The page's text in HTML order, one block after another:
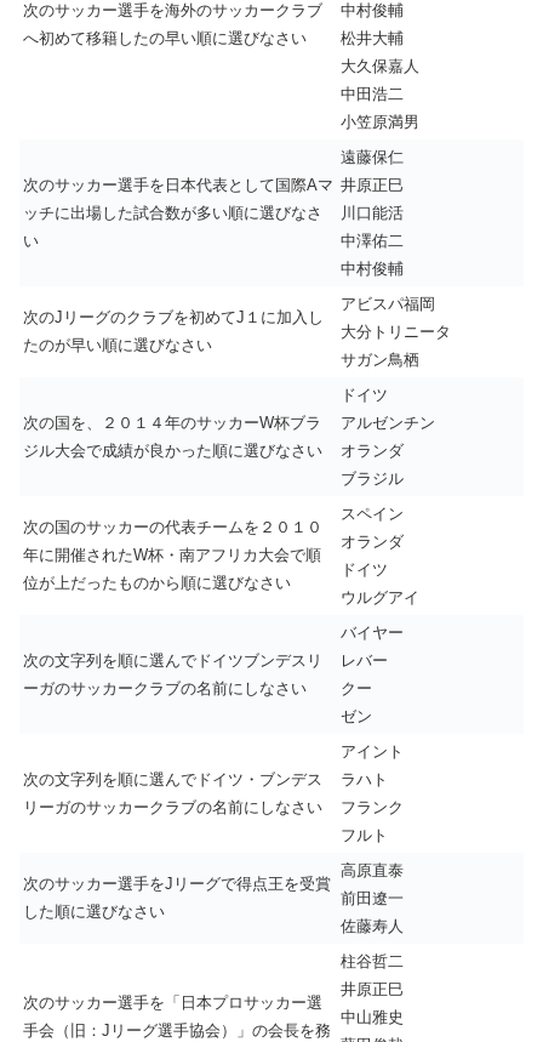
次のサッカー選手を海外のサッカークラブ
へ初めて移籍したの早い順に選びなさい
中村俊輔
松井大輔
大久保嘉人
中田浩二
小笠原満男
次のサッカー選手を日本代表として国際Aマ
ッチに出場した試合数が多い順に選びなさ
い
遠藤保仁
井原正巳
川口能活
中澤佑二
中村俊輔
次のJリーグのクラブを初めてJ１に加入し
たのが早い順に選びなさい
アビスパ福岡
大分トリニータ
サガン鳥栖
次の国を、２０１４年のサッカーW杯ブラ
ジル大会で成績が良かった順に選びなさい
ドイツ
アルゼンチン
オランダ
ブラジル
次の国のサッカーの代表チームを２０１０
年に開催されたW杯・南アフリカ大会で順
位が上だったものから順に選びなさい
スペイン
オランダ
ドイツ
ウルグアイ
次の文字列を順に選んでドイツブンデスリ
ーガのサッカークラブの名前にしなさい
バイヤー
レバー
クー
ゼン
次の文字列を順に選んでドイツ・ブンデス
リーガのサッカークラブの名前にしなさい
アイント
ラハト
フランク
フルト
次のサッカー選手をJリーグで得点王を受賞
した順に選びなさい
高原直泰
前田遼一
佐藤寿人
次のサッカー選手を「日本プロサッカー選
手会（旧：Jリーグ選手協会）」の会長を務
柱谷哲二
井原正巳
中山雅史